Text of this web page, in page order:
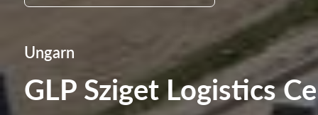
Ungarn
GLP Sziget Logistics